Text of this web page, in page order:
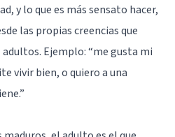
y lo que es más sensato hacer,
las propias creencias que
Ejemplo: “me gusta mi
vivir bien, o quiero a una